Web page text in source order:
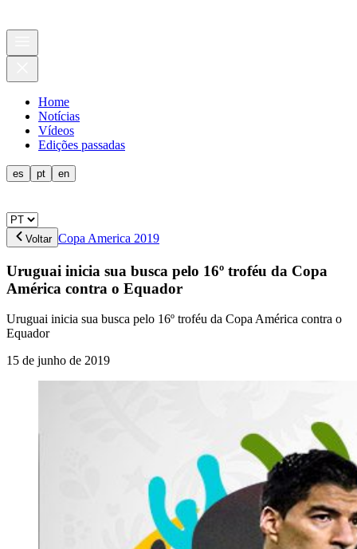
Home
Notícias
Vídeos
Edições passadas
es pt en
Voltar Copa America 2019
Uruguai inicia sua busca pelo 16º troféu da Copa
América contra o Equador
Uruguai inicia sua busca pelo 16º troféu da Copa América contra o
Equador
15 de junho de 2019